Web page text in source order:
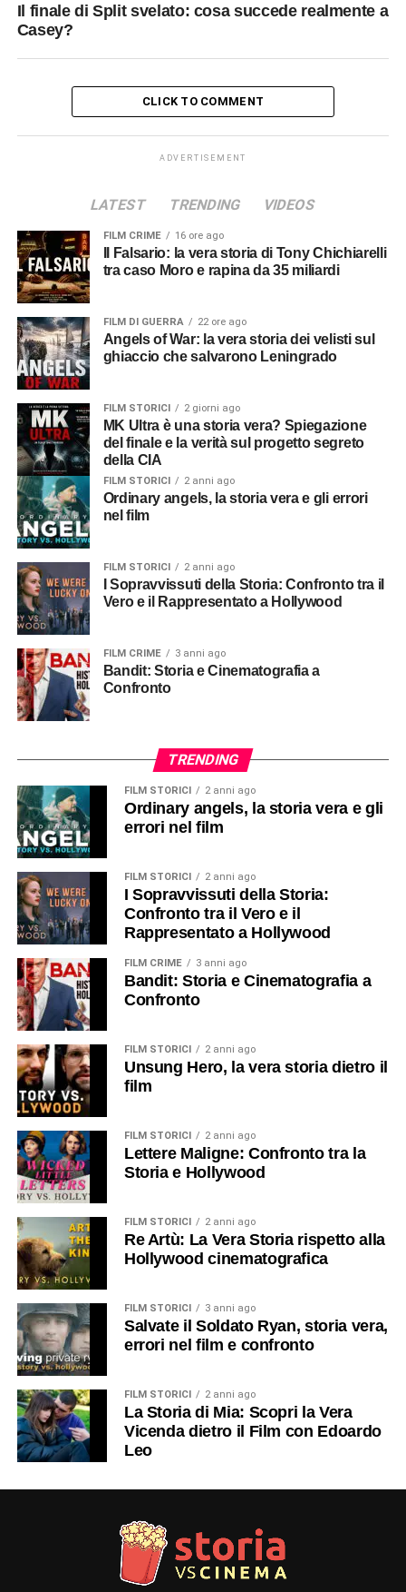
Il finale di Split svelato: cosa succede realmente a
Casey?
CLICK TO COMMENT
ADVERTISEMENT
LATEST TRENDING VIDEOS
FILM CRIME 16 ore ago
tra caso Moro e rapina da 35 miliardi
FILM DI GUERRA 22 ore ago
Angels of War: la vera storia dei velisti sul
ghiaccio che salvarono Leningrado
FILM STORICI 2 giorni ago
MK Ultra è una storia vera? Spiegazione
del finale e la verità sul progetto segreto
della CIA
FILM STORICI 2 anni ago
Ordinary angels, la storia vera e gli errori
nel film
FILM STORICI 2 anni ago
Vero e il Rappresentato a Hollywood
FILM CRIME 3 anni ago
Bandit: Storia e Cinematografia a
Confronto
TRENDING
FILM STORICI 2 anni ago
Ordinary angels, la storia vera e gli
errori nel film
FILM STORICI 2 anni ago
I Sopravvissuti della Storia:
Confronto tra il Vero e il
Rappresentato a Hollywood
FILM CRIME 3 anni ago
Bandit: Storia e Cinematografia a
Confronto
FILM STORICI 2 anni ago
Unsung Hero, la vera storia dietro il
film
FILM STORICI 2 anni ago
Lettere Maligne: Confronto tra la
Storia e Hollywood
FILM STORICI 2 anni ago
Re Artù: La Vera Storia rispetto alla
Hollywood cinematografica
FILM STORICI 3 anni ago
Salvate il Soldato Ryan, storia vera,
errori nel film e confronto
FILM STORICI 2 anni ago
La Storia di Mia: Scopri la Vera
Vicenda dietro il Film con Edoardo
Leo